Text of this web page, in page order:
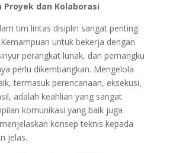
Proyek dan Kolaborasi
tim lintas disiplin sangat penting
untuk bekerja dengan
perangkat lunak, dan pemangku
perlu dikembangkan. Mengelola
termasuk perencanaan, eksekusi,
adalah keahlian yang sangat
komunikasi yang baik juga
konsep teknis kepada
jelas.